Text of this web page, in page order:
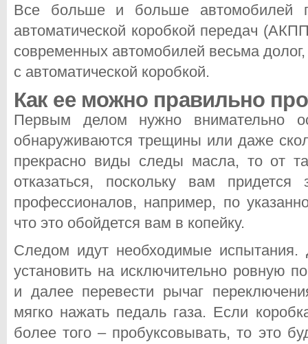
Все больше и больше автомобилей
автоматической коробкой передач
современных автомобилей весьма
с автоматической коробкой.
Как ее можно правильно
Первым делом нужно внимательно
обнаруживаются трещины или даже
прекрасно виды следы масла, то от
отказаться, поскольку вам придется
профессионалов, например, по
что это обойдется вам в копейку.
Следом идут необходимые испытания.
установить на исключительно ровную
и далее перевести рычаг
мягко нажать педаль газа. Если
более того – пробуксовывать, то это